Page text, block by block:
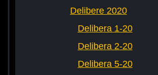
Delibere 2020
Delibera 1-20
Delibera 2-20
Delibera 5-20